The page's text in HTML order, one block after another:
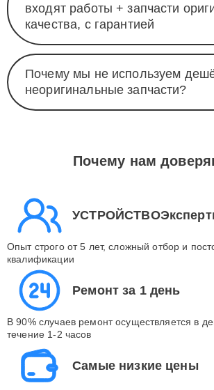
входят работы + запчасти
качества, с гарантией
Почему мы не используем
неоригинальные запчасти?
Почему нам
Опыт строго от 5 лет, сложный отбор и
квалификации
Ремонт за 1 день
В 90% случаев ремонт осуществляется в
течение 1-2 часов
Самые низкие цены